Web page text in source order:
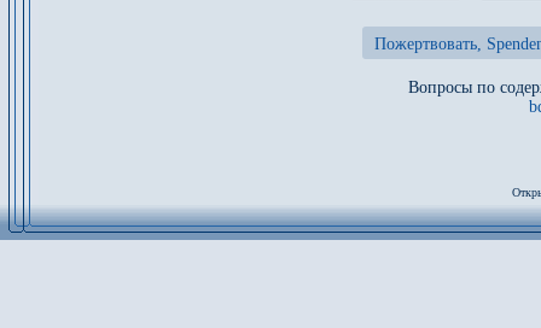
Пожертвовать,
Вопросы по